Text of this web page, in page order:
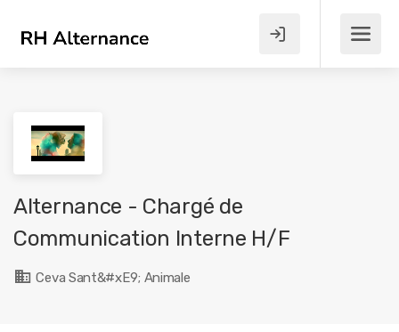
Alternance - Chargé de
Communication Interne H/F
Ceva Sant&#xE9; Animale